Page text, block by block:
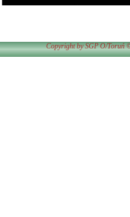
Copyright by SGP O/Toruń